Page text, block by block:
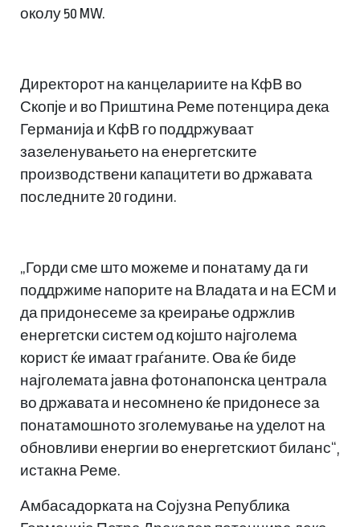
околу 50 MW.
Директорот на канцелариите на КфВ во
Скопје и во Приштина Реме потенцира дека
Германија и КфВ го поддржуваат
зазеленувањето на енергетските
производствени капацитети во државата
последните 20 години.
„Горди сме што можеме и понатаму да ги
поддржиме напорите на Владата и на ЕСМ и
да придонесеме за креирање одржлив
енергетски систем од којшто најголема
корист ќе имаат граѓаните. Ова ќе биде
најголемата јавна фотонапонска централа
во државата и несомнено ќе придонесе за
понатамошното зголемување на уделот на
обновливи енергии во енергетскиот биланс“,
истакна Реме.
Амбасадорката на Сојузна Република